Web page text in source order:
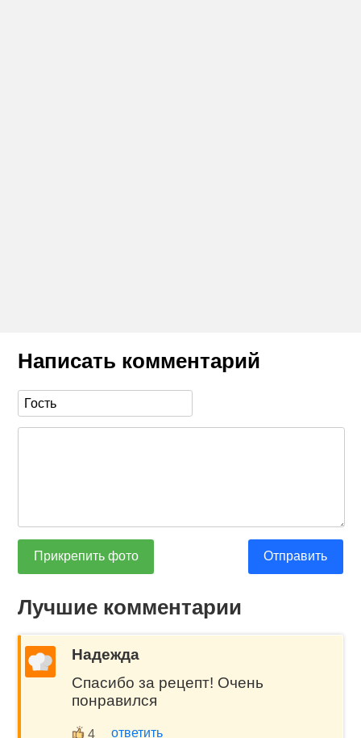
Написать комментарий
Прикрепить фото Отправить
Лучшие комментарии
Надежда
Спасибо за рецепт! Очень
понравился
4 ответить